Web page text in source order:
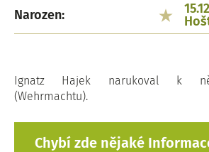
Narozen:
Ignatz Hajek narukoval k
(Wehrmachtu).
Chybí zde nějaké